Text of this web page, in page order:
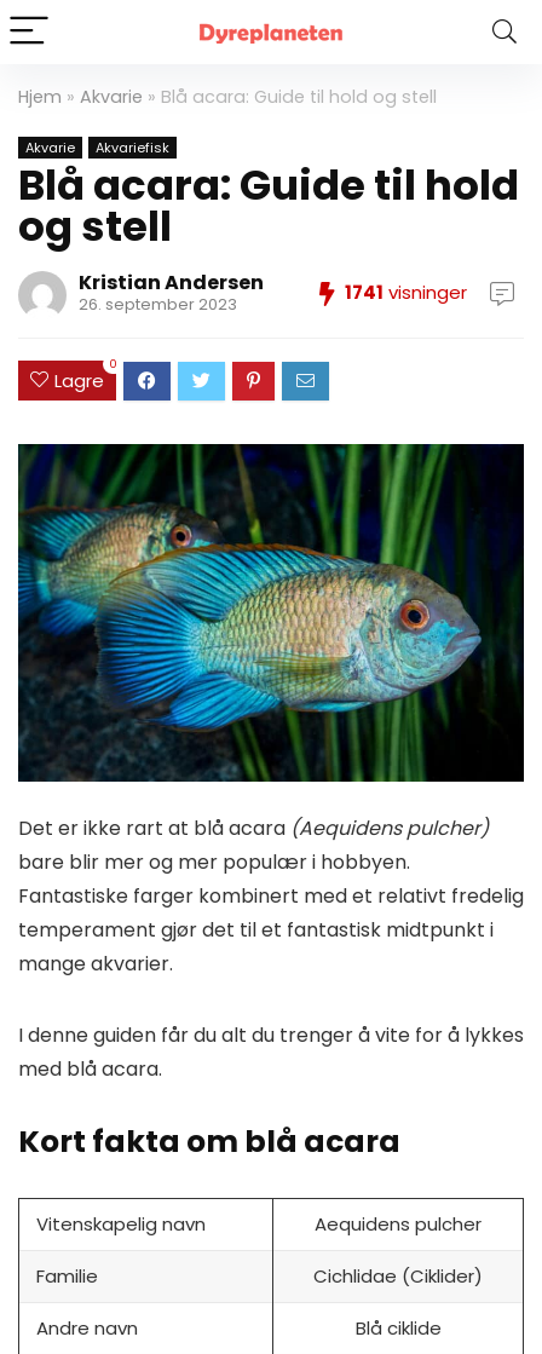
Hjem » Akvarie » Blå acara: Guide til hold og stell
Akvarie Akvariefisk
Blå acara: Guide til hold
og stell
Kristian Andersen
26. september 2023 1741 visninger
Lagre
0
Det er ikke rart at blå acara (Aequidens pulcher)
bare blir mer og mer populær i hobbyen.
Fantastiske farger kombinert med et relativt fredelig
temperament gjør det til et fantastisk midtpunkt i
mange akvarier.
I denne guiden får du alt du trenger å vite for å lykkes
med blå acara.
Kort fakta om blå acara
Vitenskapelig navn Aequidens pulcher
Familie Cichlidae (Ciklider)
Andre navn Blå ciklide